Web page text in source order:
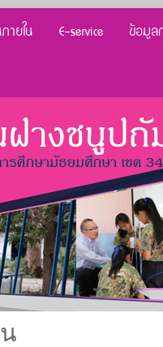
ายใน E-service ข้อมูล